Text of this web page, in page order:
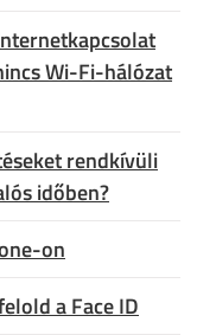
Wi-Fi-hálózat
rendkívüli
időben?
on
a Face ID